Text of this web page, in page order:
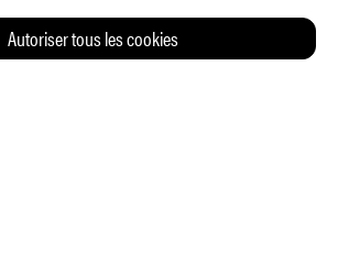
Autoriser tous les cookies